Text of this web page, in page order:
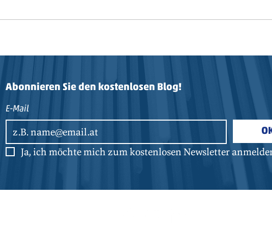
Abonnieren Sie den kostenlosen Blog!
E-Mail
Ja, ich möchte mich zum kostenlosen Newsletter